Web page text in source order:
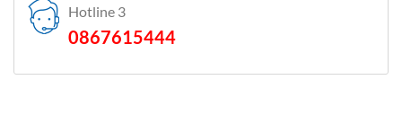
Hotline 3
0867615444